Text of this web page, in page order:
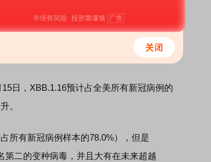
随极其少见的结膜炎病症。
美国已有至少26个州报告了XBB.1.16的感
日，XBB.1.16预计占全美所有新冠病例的
。
有新冠病例样本的78.0%），但是
第二的变种病毒，并且大有在未来超越